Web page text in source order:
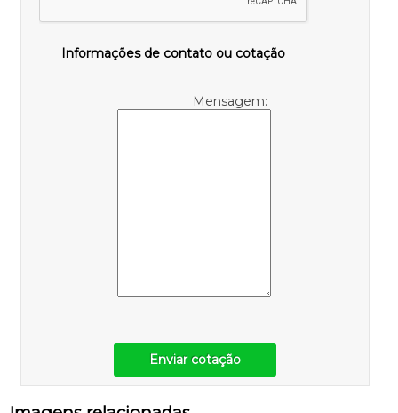
Informações de contato ou cotação
Mensagem:
Enviar cotação